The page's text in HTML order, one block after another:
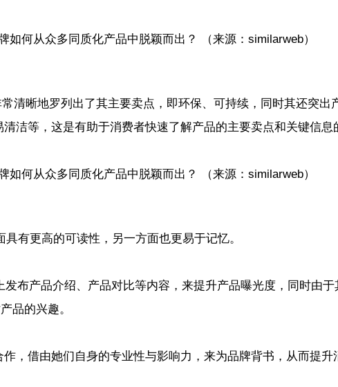
（来源：similarweb）
清晰地罗列出了其主要卖点，即环保、可持续，同时其还突出
洁等，这是有助于消费者快速了解产品的主要卖点和关键信息
（来源：similarweb）
有更高的可读性，另一方面也更易于记忆。
发布产品介绍、产品对比等内容，来提升产品曝光度，同时由于
品的兴趣。
，借由她们自身的专业性与影响力，来为品牌背书，从而提升